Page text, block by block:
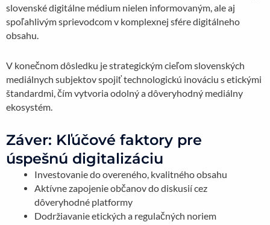
slovenské digitálne médium nielen informovaným, ale aj
spoľahlivým sprievodcom v komplexnej sfére digitálneho
obsahu.
V konečnom dôsledku je strategickým cieľom slovenských
mediálnych subjektov spojiť technologickú inováciu s etickými
štandardmi, čím vytvoria odolný a dôveryhodný mediálny
ekosystém.
Záver: Kľúčové faktory pre
úspešnú digitalizáciu
Investovanie do overeného, kvalitného obsahu
Aktívne zapojenie občanov do diskusií cez
dôveryhodné platformy
Dodržiavanie etických a regulačných noriem